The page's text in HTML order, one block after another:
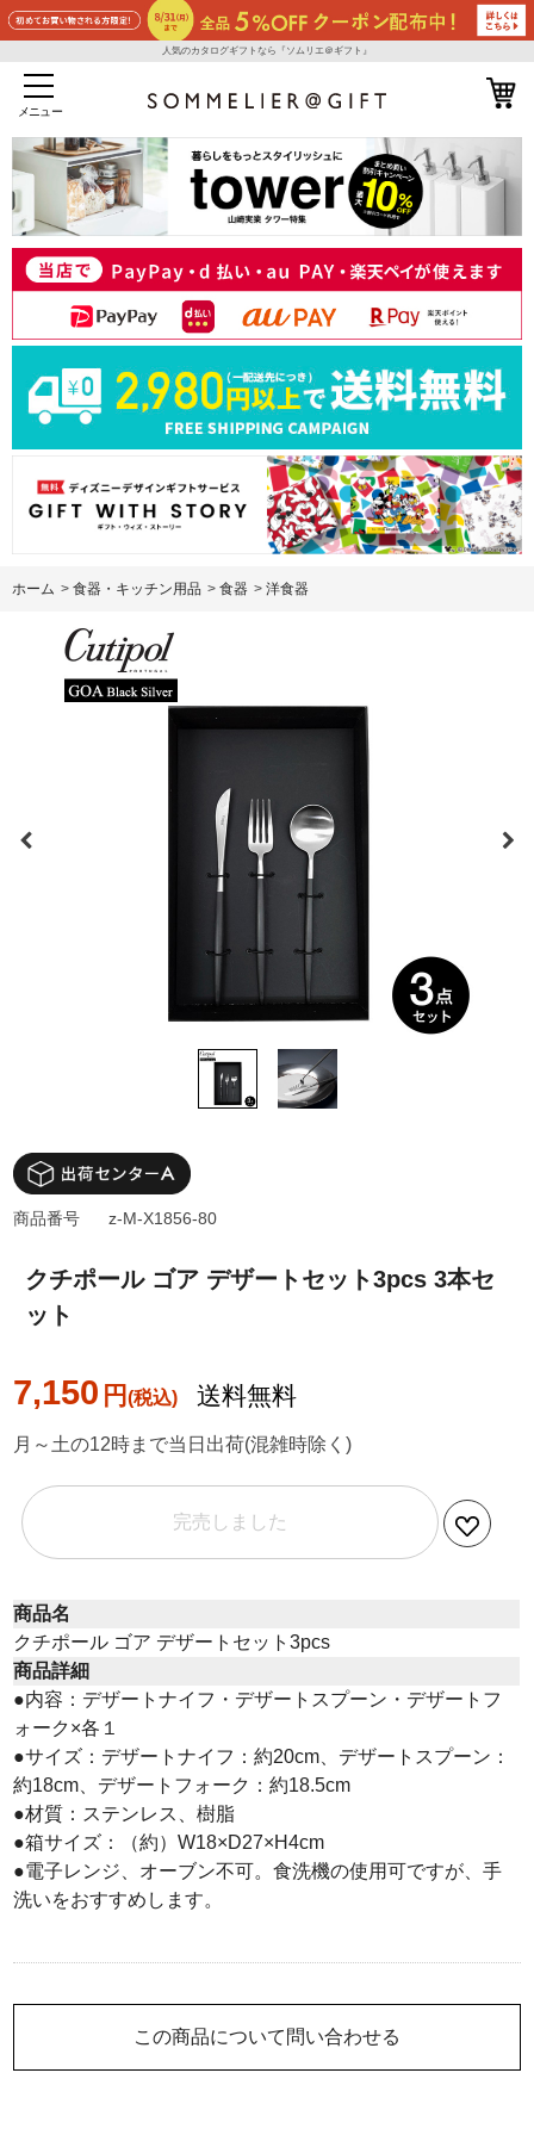
人気のカタログギフトなら『ソムリエ＠ギフト』
メニュー
ホーム > 食器・キッチン用品 > 食器 > 洋食器
クチポール ゴア デザートセット3pcs 3本セ
ット
7,150 円 送料無料
商品番号 z-M-X1856-80
月～土の12時まで当日出荷(混雑時除く)
完売しました
この商品について問い合わせる
商品名
クチポール ゴア デザートセット3pcs
商品詳細
●内容：デザートナイフ・デザートスプーン・デザートフ
ォーク×各１
●サイズ：デザートナイフ：約20cm、デザートスプーン：
約18cm、デザートフォーク：約18.5cm
●材質：ステンレス、樹脂
●箱サイズ：（約）W18×D27×H4cm
●電子レンジ、オーブン不可。食洗機の使用可ですが、手
洗いをおすすめします。